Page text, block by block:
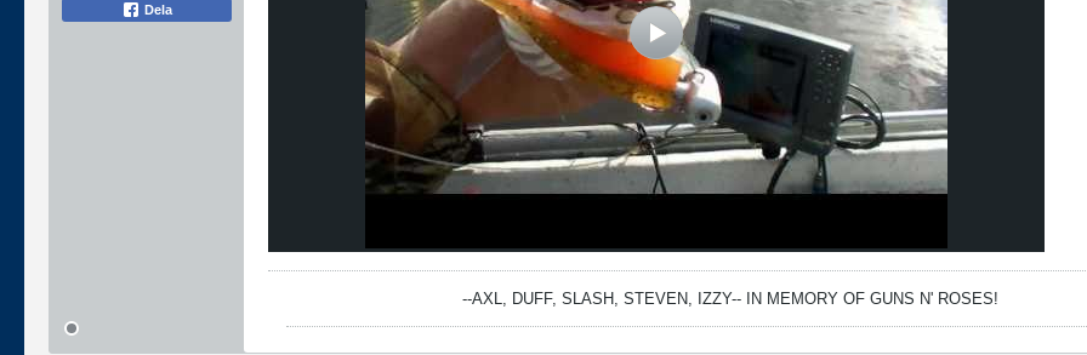
Dela
--AXL, DUFF, SLASH, STEVEN, IZZY-- IN MEMORY OF GUNS N' ROSES!